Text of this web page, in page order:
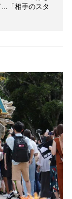
「相手のスタ